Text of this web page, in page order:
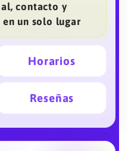
contacto y
un solo lugar
Horarios
Reseñas